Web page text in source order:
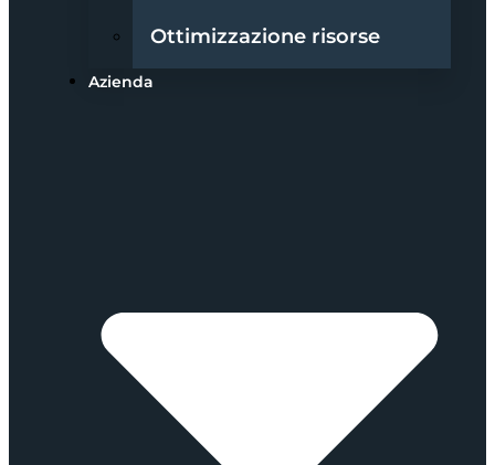
Ottimizzazione risorse
Azienda